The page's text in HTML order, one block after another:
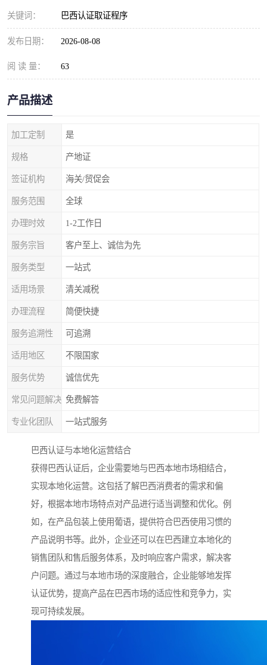
关键词： 巴西认证取证程序
发布日期： 2026-08-08
阅 读 量： 63
产品描述
加工定制 是
规格 产地证
签证机构 海关/贸促会
服务范围 全球
办理时效 1-2工作日
服务宗旨 客户至上、诚信为先
服务类型 一站式
适用场景 清关减税
办理流程 简便快捷
服务追溯性 可追溯
适用地区 不限国家
服务优势 诚信优先
常见问题解决 免费解答
专业化团队 一站式服务
巴西认证与本地化运营结合
获得巴西认证后，企业需要地与巴西本地市场相结合，
实现本地化运营。这包括了解巴西消费者的需求和偏
好，根据本地市场特点对产品进行适当调整和优化。例
如，在产品包装上使用葡语，提供符合巴西使用习惯的
产品说明书等。此外，企业还可以在巴西建立本地化的
销售团队和售后服务体系，及时响应客户需求，解决客
户问题。通过与本地市场的深度融合，企业能够地发挥
认证优势，提高产品在巴西市场的适应性和竞争力，实
现可持续发展。